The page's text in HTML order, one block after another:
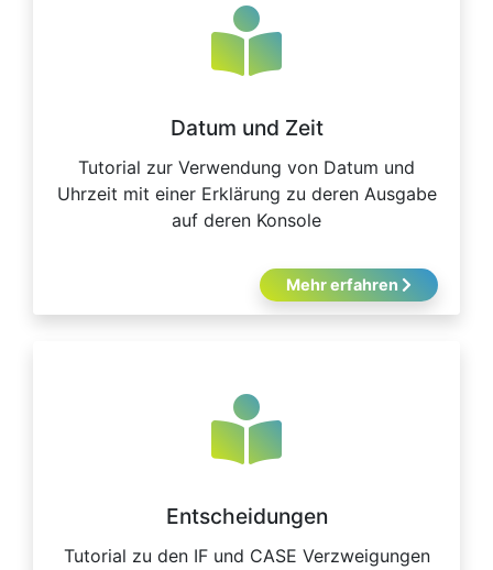
Datum und Zeit
Tutorial zur Verwendung von Datum und
Uhrzeit mit einer Erklärung zu deren Ausgabe
auf deren Konsole
Mehr erfahren
Entscheidungen
Tutorial zu den IF und CASE Verzweigungen